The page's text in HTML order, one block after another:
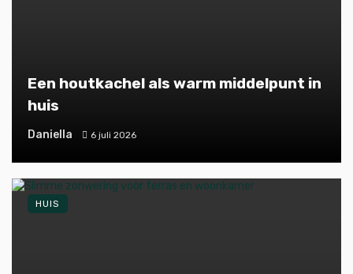
Een houtkachel als warm middelpunt in
huis
Daniella 6 juli 2026
HUIS